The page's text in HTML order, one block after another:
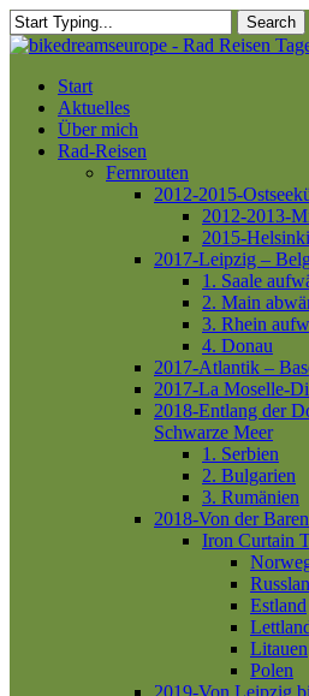
Skip
to
content
Search
Close
Menu
Start
Aktuelles
Über mich
Rad-Reisen
Fernrouten
2012-2015-
2012-2013-
2015-
2017-Leipzig –
1. Saale
2. Main
3. Rhein
4. Donau
2017-Atlantik –
2017-La Moselle-
2018-Entlang der
Schwarze Meer
1. Serbien
2. Bulgarien
3. Rumänien
2018-Von der
Iron Curtain
Estland
Litauen
Polen
2019-Von Leipzig